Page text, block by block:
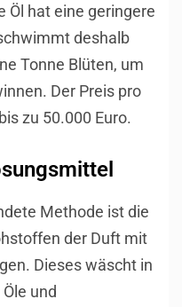
Öl hat eine geringere
deshalb
Tonne Blüten, um
Der Preis pro
zu 50.000 Euro.
Methode ist die
der Duft mit
Dieses wäscht in
und